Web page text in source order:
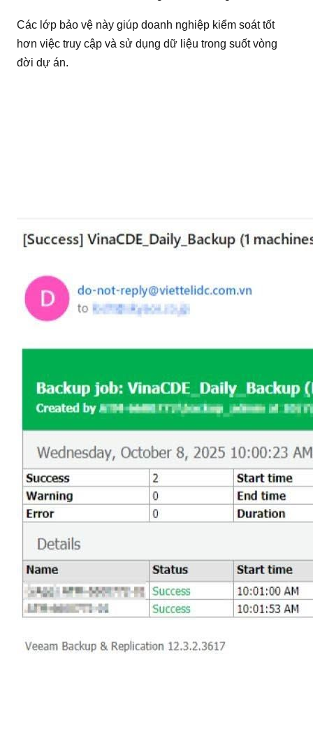
Các lớp bảo vệ này giúp doanh nghiệp kiểm soát tốt
hơn việc truy cập và sử dụng dữ liệu trong suốt vòng
đời dự án.